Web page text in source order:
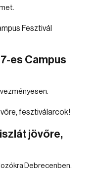
es Campus
jövőre,
Debrecenben.